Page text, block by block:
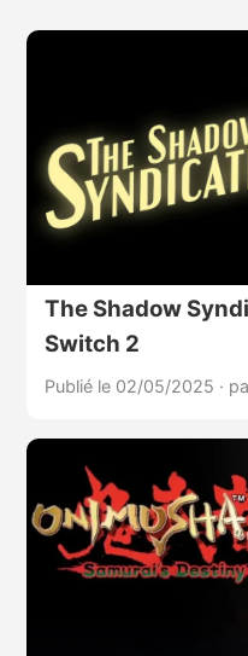
The Shadow
Switch 2
Publié le 02/05/2025 ·